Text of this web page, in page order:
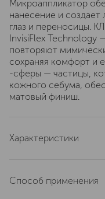
Микроаппликатор
нанесение и создает
глаз и
InvisiFlex Technology
повторяют
сохраняя комфорт
-сферы — частицы,
кожного себума,
матовый финиш.
Характеристики
тип кожи
Способ применения